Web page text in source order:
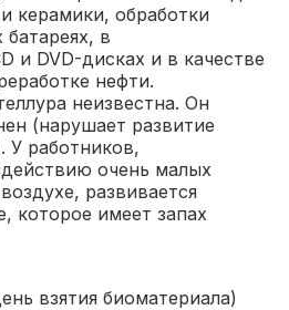
керамики, обработки
батареях, в
и DVD-дисках и в качестве
нефти.
неизвестна. Он
(нарушает развитие
У работников,
очень малых
развивается
которое имеет запах
взятия биоматериала)